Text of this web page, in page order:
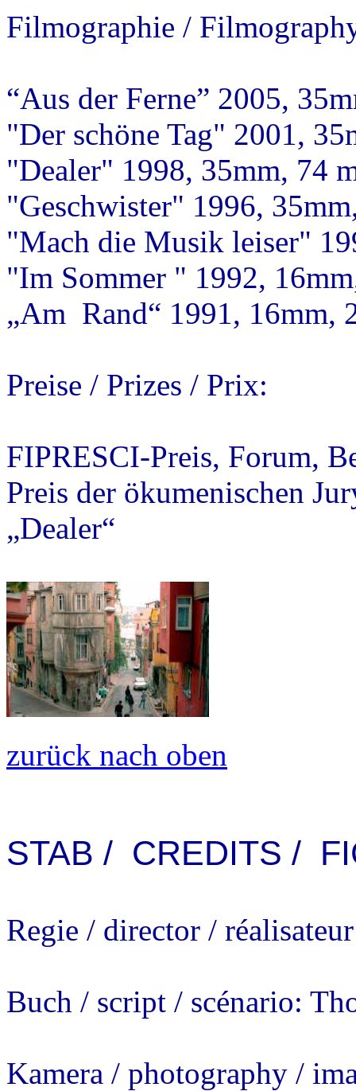
Filmographie /
“Aus der Ferne” 2005,
"Der schöne Tag" 2001,
"Dealer" 1998, 35mm, 74
"Geschwister" 1996,
"Mach die Musik leiser"
"Im Sommer " 1992,
„Am Rand“ 1991, 16mm,
Preise / Prizes / Prix:
FIPRESCI-Preis, Forum,
Preis der ökumenischen
„Dealer“
zurück nach oben
STAB / CREDITS /
Regie / director /
Buch / script / scénario:
Kamera / photography /